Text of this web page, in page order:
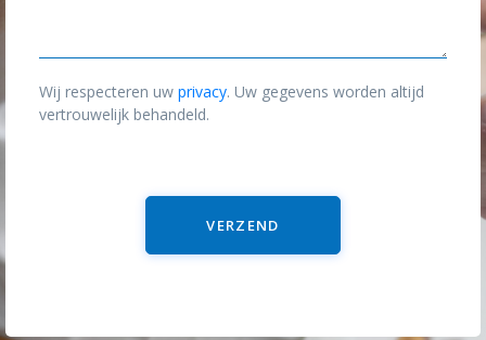
*
c
h
t
Wij respecteren uw privacy. Uw gegevens worden altijd
vertrouwelijk behandeld.
VERZEND